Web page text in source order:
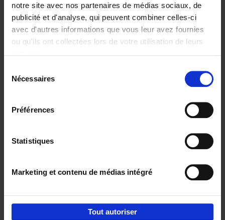
notre site avec nos partenaires de médias sociaux, de
publicité et d'analyse, qui peuvent combiner celles-ci
avec d'autres informations que vous leur avez fournies
ou qu'ils ont collectées lors de votre utilisation de leurs
Nécessaires
Préférences
Statistiques
Marketing et contenu de médias intégré
Tout autoriser
€29,99
Digital marketing like a PRO -
completely revised edition (EN)